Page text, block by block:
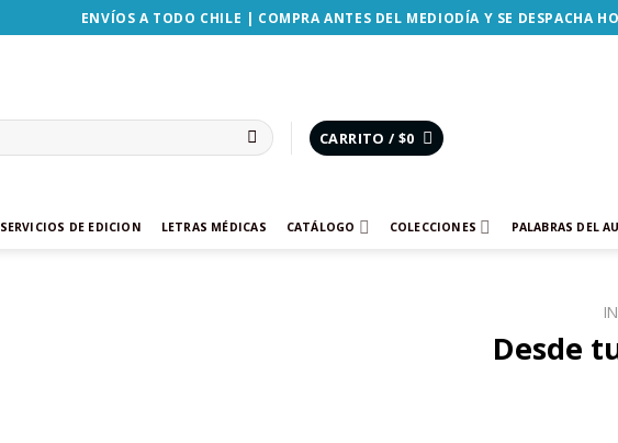
ENVÍOS A TODO CHILE | COMPRA ANTES DEL MEDIODÍA Y SE DESPACHA
CARRITO / $0
SERVICIOS DE EDICION LETRAS MÉDICAS CATÁLOGO COLECCIONES PALABRAS DEL
Desde